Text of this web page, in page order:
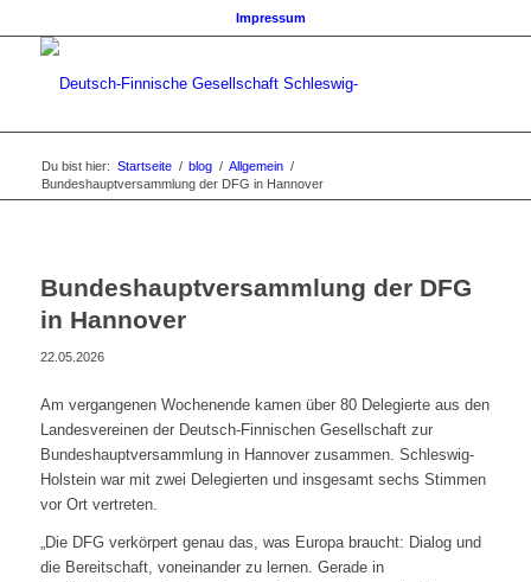
Impressum
Du bist hier: Startseite / blog / Allgemein /
Bundeshauptversammlung der DFG in Hannover
Bundeshauptversammlung der DFG
in Hannover
22.05.2026
Am vergangenen Wochenende kamen über 80 Delegierte aus den
Landesvereinen der Deutsch-Finnischen Gesellschaft zur
Bundeshauptversammlung in Hannover zusammen. Schleswig-
Holstein war mit zwei Delegierten und insgesamt sechs Stimmen
vor Ort vertreten.
„Die DFG verkörpert genau das, was Europa braucht: Dialog und
die Bereitschaft, voneinander zu lernen. Gerade in